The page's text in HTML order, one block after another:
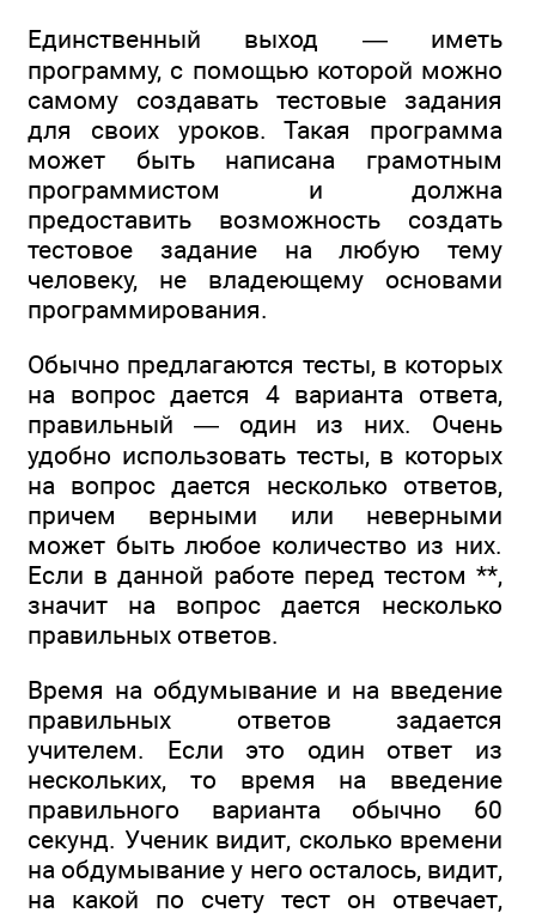
Единственный выход — иметь
программу, с помощью которой можно
самому создавать тестовые задания
для своих уроков. Такая программа
может быть написана грамотным
программистом и должна
предоставить возможность создать
тестовое задание на любую тему
человеку, не владеющему основами
программирования.
Обычно предлагаются тесты, в которых
на вопрос дается 4 варианта ответа,
правильный — один из них. Очень
удобно использовать тесты, в которых
на вопрос дается несколько ответов,
причем верными или неверными
может быть любое количество из них.
Если в данной работе перед тестом **,
значит на вопрос дается несколько
правильных ответов.
Время на обдумывание и на введение
правильных ответов задается
учителем. Если это один ответ из
нескольких, то время на введение
правильного варианта обычно 60
секунд. Ученик видит, сколько времени
на обдумывание у него осталось, видит,
на какой по счету тест он отвечает,